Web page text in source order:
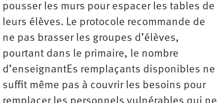
pousser les murs pour espacer les tables de
leurs élèves. Le protocole recommande de
ne pas brasser les groupes d’élèves,
pourtant dans le primaire, le nombre
d’enseignantEs remplaçants disponibles ne
suffit même pas à couvrir les besoins pour